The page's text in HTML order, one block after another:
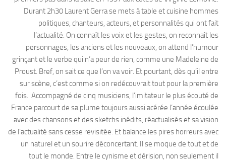
Durant 2h30 Laurent Gerra se mets à table et cuisine hommes
politiques, chanteurs, acteurs, et personnalités qui ont fait
l’actualité. On connaît les voix et les gestes, on reconnaît les
personnages, les anciens et les nouveaux, on attend l’humour
grinçant et le verbe qui n’a peur de rien, comme une Madeleine de
Proust. Bref, on sait ce que l’on va voir. Et pourtant, dès qu’il entre
sur scène, c’est comme si on redécouvrait tout pour la première
fois. Accompagné de cinq musiciens, l’imitateur le plus écouté de
France parcourt de sa plume toujours aussi acérée l’année écoulée
avec des chansons et des sketchs inédits, réactualisés et sa vision
de l’actualité sans cesse revisitée. Et balance les pires horreurs avec
un naturel et un sourire déconcertant. Il se moque de tout et de
tout le monde. Entre le cynisme et dérision, non seulement il